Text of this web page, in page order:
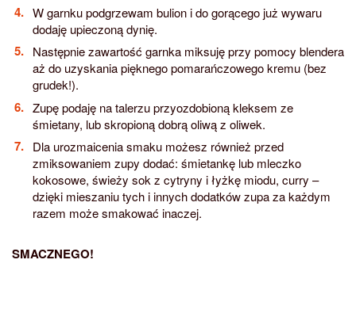
W garnku podgrzewam bulion i do gorącego już wywaru
dodaję upieczoną dynię.
Następnie zawartość garnka miksuję przy pomocy blendera
aż do uzyskania pięknego pomarańczowego kremu (bez
grudek!).
Zupę podaję na talerzu przyozdobioną kleksem ze
śmietany, lub skropioną dobrą oliwą z oliwek.
Dla urozmaicenia smaku możesz również przed
zmiksowaniem zupy dodać: śmietankę lub mleczko
kokosowe, świeży sok z cytryny i łyżkę miodu, curry –
dzięki mieszaniu tych i innych dodatków zupa za każdym
razem może smakować inaczej.
SMACZNEGO!